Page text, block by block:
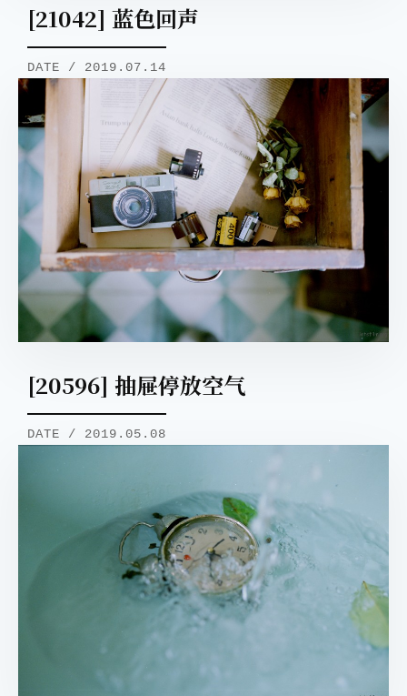
[21042] 蓝色回声
DATE / 2019.07.14
[20596] 抽屉停放空气
DATE / 2019.05.08